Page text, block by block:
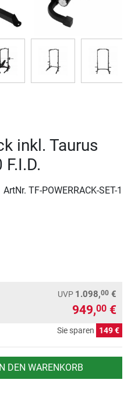
inkl. Taurus
ArtNr. TF-POWERRACK-SET-1
UVP 1.098,00 €
949,00 €
Sie sparen 149 €
IN DEN WARENKORB